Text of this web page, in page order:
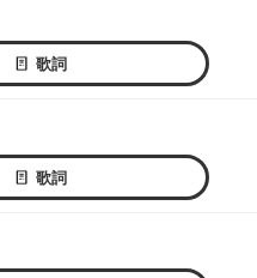
歌詞
歌詞